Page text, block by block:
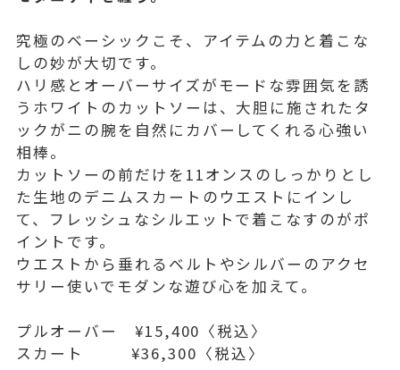
究極のベーシックこそ、アイテムの力と着こな
しの妙が大切です。
ハリ感とオーバーサイズがモードな雰囲気を誘
うホワイトのカットソーは、大胆に施されたタ
ックがニの腕を自然にカバーしてくれる心強い
相棒。
カットソーの前だけを11オンスのしっかりとし
た生地のデニムスカートのウエストにインし
て、フレッシュなシルエットで着こなすのがポ
イントです。
ウエストから垂れるベルトやシルバーのアクセ
サリー使いでモダンな遊び心を加えて。
プルオーバー ¥15,400〈税込〉
スカート ¥36,300〈税込〉